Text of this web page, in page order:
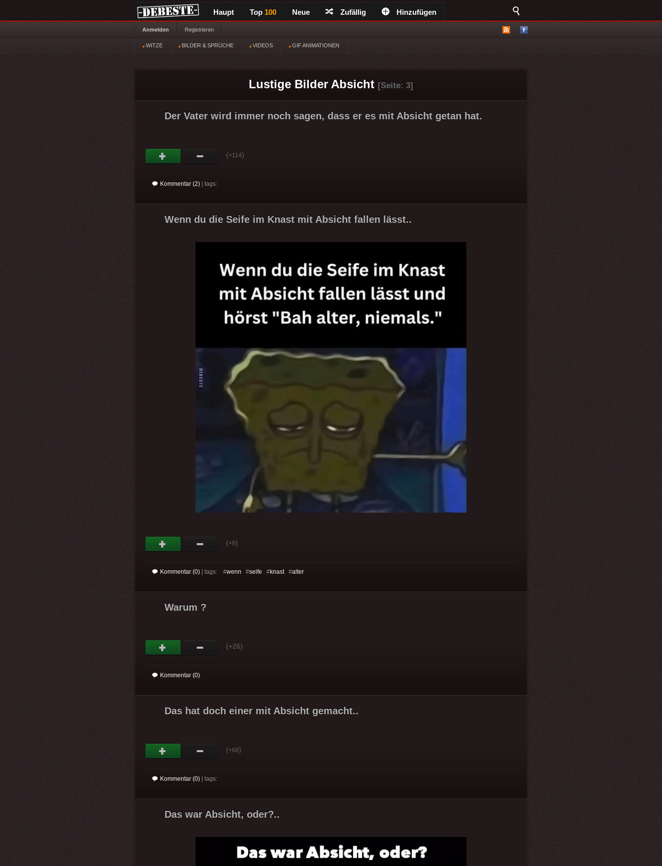
Haupt Top 100 Neue Zufällig Hinzufügen
Anmelden Registrieren
WITZE BILDER & SPRÜCHE VIDEOS GIF ANIMATIONEN
Lustige Bilder Absicht [Seite: 3]
Der Vater wird immer noch sagen, dass er es mit Absicht getan hat.
(+114)
Kommentar (2) | tags:
Wenn du die Seife im Knast mit Absicht fallen lässt..
(+8)
Kommentar (0) | tags: #wenn #seife #knast#alter
Warum ?
(+26)
Kommentar (0)
Das hat doch einer mit Absicht gemacht..
(+68)
Kommentar (0) | tags:
Das war Absicht, oder?..